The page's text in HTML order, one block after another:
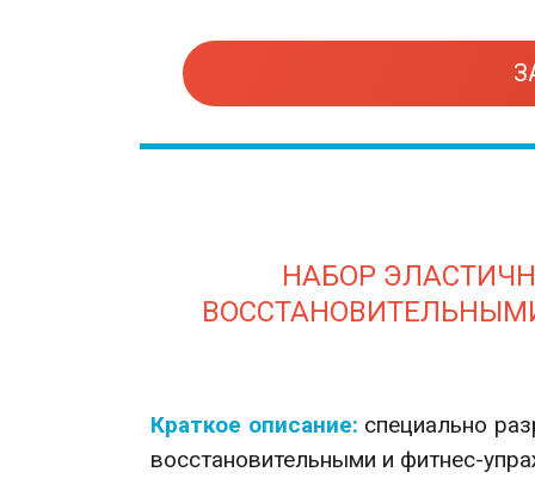
НАБОР
Краткое описание: специально
восстановительными и фитнес-